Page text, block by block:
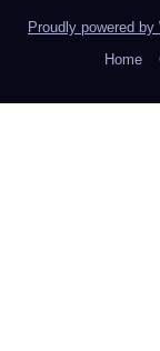
Proudly powered by
Home